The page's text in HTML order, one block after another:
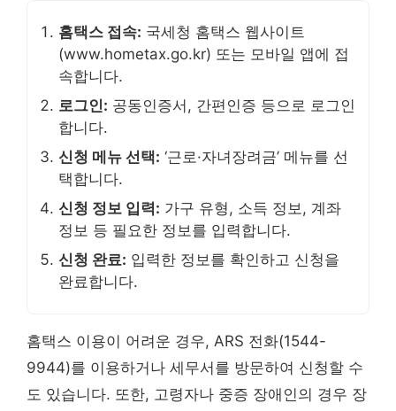
홈택스 접속: 국세청 홈택스 웹사이트
(www.hometax.go.kr) 또는 모바일 앱에 접
속합니다.
로그인: 공동인증서, 간편인증 등으로 로그인
합니다.
신청 메뉴 선택: ‘근로·자녀장려금’ 메뉴를 선
택합니다.
신청 정보 입력: 가구 유형, 소득 정보, 계좌
정보 등 필요한 정보를 입력합니다.
신청 완료: 입력한 정보를 확인하고 신청을
완료합니다.
홈택스 이용이 어려운 경우, ARS 전화(1544-
9944)를 이용하거나 세무서를 방문하여 신청할 수
도 있습니다. 또한, 고령자나 중증 장애인의 경우 장